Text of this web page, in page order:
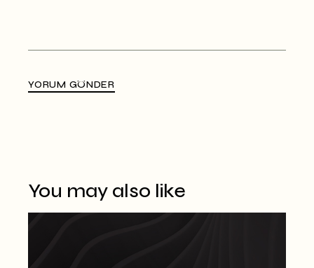
YORUM GÖNDER
You may also like